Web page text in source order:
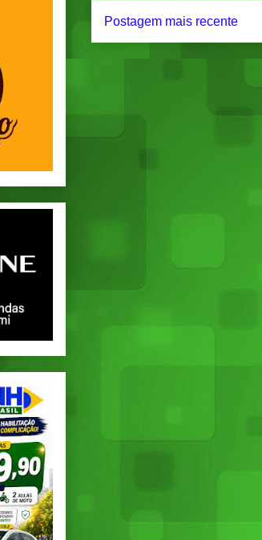
Postagem mais recente